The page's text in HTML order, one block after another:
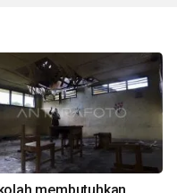
membutuhkan